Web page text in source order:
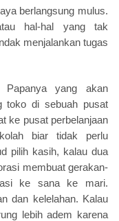
berlangsung mulus.
hal-hal yang tak
menjalankan tugas
yang akan
toko di sebuah pusat
ke pusat perbelanjaan
biar tidak perlu
pilih kasih, kalau dua
membuat gerakan-
ke sana ke mari.
dan kelelahan. Kalau
lebih adem karena